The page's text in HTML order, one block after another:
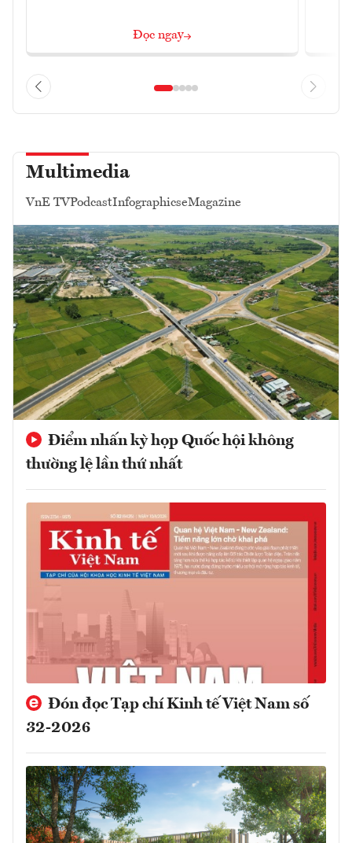
Đọc ngay
Multimedia
VnE TVPodcastInfographicseMagazine
Điểm nhấn kỳ họp Quốc hội không
thường lệ lần thứ nhất
Đón đọc Tạp chí Kinh tế Việt Nam số
32-2026